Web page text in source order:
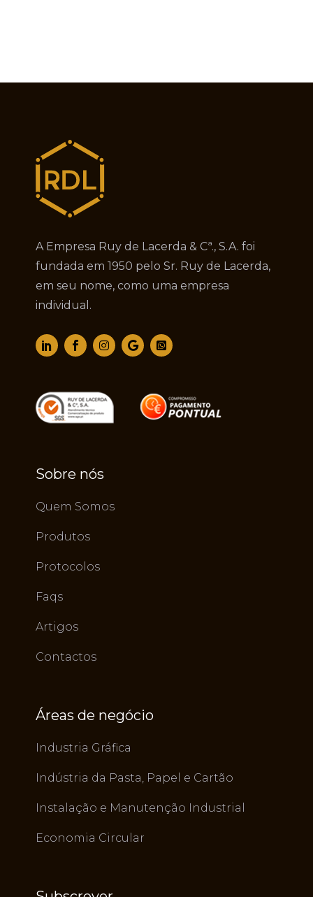
A Empresa Ruy de Lacerda & Cª., S.A. foi
fundada em 1950 pelo Sr. Ruy de Lacerda,
em seu nome, como uma empresa
individual.
Sobre nós
Quem Somos
Produtos
Protocolos
Faqs
Artigos
Contactos
Áreas de negócio
Industria Gráfica
Indústria da Pasta, Papel e Cartão
Instalação e Manutenção Industrial
Economia Circular